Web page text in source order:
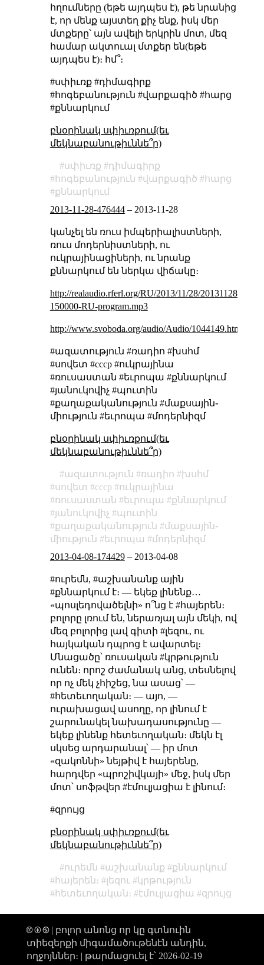
հղումները (եթե այդպես է), թե նրանից
է, որ մենք այստեղ քիչ ենք, իսկ մեր
մտքերը՝ այն ավելի երկրին մոտ, մեզ
համար ակտուալ մտքեր են(եթե
այդպես է)։ հմ՞։
#սփիւռք #դիմագիրք
#հոգեբանություն #վարքագիծ #հարց
#քննարկում
բնօրինակ սփիւռքում(եւ
մեկնաբանութիւննե՞ր)
սփիւռք
դիմագիրք
հոգեբանություն
վարքագիծ
հարց
քննարկում
2013-11-28-476444– 2013-11-28
կանչել են ռուս իմպերիալիստների,
ռուս մոդերնիստների, ու
ուկրայինացիների, ու նրանք
քննարկում են ներկա վիճակը։
http://realaudio.rferl.org/RU/2013/11/28/20131128-
150000-RU-program.mp3
http://www.svoboda.org/audio/Audio/1044149.html
#ազատություն #ռադիո #խսհմ
#սովետ #cccp #ուկրայինա
#ռուսաստան #եւրոպա #քննարկում
#յանուկովիչ #պուտին
#քաղաքականություն #մաքսային֊
միություն #եւրոպա #մոդերնիզմ
բնօրինակ սփիւռքում(եւ
մեկնաբանութիւննե՞ր)
ազատություն ռադիո
խսհմ
սովետ
cccp
ուկրայինա
ռուսաստան
եւրոպա
քննարկում
յանուկովիչ
պուտին
քաղաքականություն
մաքսային֊
միություն
եւրոպա
մոդերնիզմ
2013-04-08-174429– 2013-04-08
#ուրեմն, #աշխանանք ային
#քննարկում է։ — եկեք լինենք…
«պոսլեդովածելնի» ո՞նց է #հայերեն։
բոլորը լռում են, ներառյալ այն մեկի, ով
մեզ բոլորից լավ գիտի #լեզու, ու
հայկական դպրոց է ավարտել։
Մնացածը՝ ռուսական #կրթություն
ունեն։ որոշ ժամանակ անց, տեսնելով
որ ոչ մեկ չհիշեց, նա ասաց՝—
#հետեւողական։ — այո, —
ուրախացավ ասողը, որ լինում է
շարունակել նախադասությունը —
եկեք լինենք հետեւողական։ մեկն էլ
սկսեց արդարանալ՝ — իր մոտ
«զակոննի» նեյթիվ է հայերենը,
հարդվեր «պրոշիվկայի» մեջ, իսկ մեր
մոտ՝ սոֆթվեր #էմուլյացիա է լինում։
#զրույց
բնօրինակ սփիւռքում(եւ
մեկնաբանութիւննե՞ր)
ուրեմն աշխանանք
քննարկում
հայերեն։
լեզու
կրթություն
հետեւողական։
էմուլյացիա զրույց
🅭 🅯 🄏 | բոլոր անոնց որ կը գտնուին
տիեզերքի միգամածութենէն անդին,
ողջոյններ։ | թարմացուել է՝ 2026-02-19